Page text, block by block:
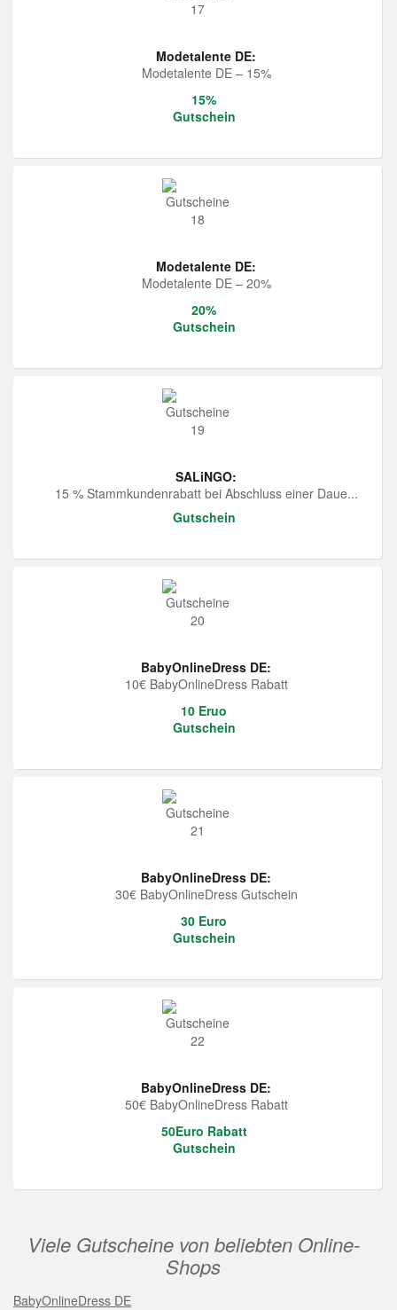
Modetalente DE:
Modetalente DE – 15%
15%
Gutschein
Modetalente DE:
Modetalente DE – 20%
20%
Gutschein
SALiNGO:
15 % Stammkundenrabatt bei Abschluss einer Daue...
Gutschein
BabyOnlineDress DE:
10€ BabyOnlineDress Rabatt
10 Eruo
Gutschein
BabyOnlineDress DE:
30€ BabyOnlineDress Gutschein
30 Euro
Gutschein
BabyOnlineDress DE:
50€ BabyOnlineDress Rabatt
50Euro Rabatt
Gutschein
Viele Gutscheine von beliebten Online-
Shops
BabyOnlineDress DE